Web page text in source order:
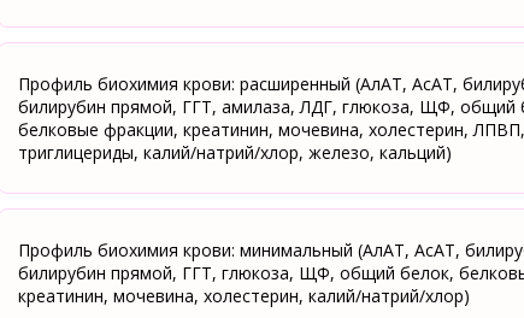
Профиль биохимия крови: расширенный (АлАТ, АсАТ,
билирубин прямой, ГГТ, амилаза, ЛДГ, глюкоза, ЩФ, общий
белковые фракции, креатинин, мочевина, холестерин,
триглицериды, калий/натрий/хлор, железо, кальций)
Профиль биохимия крови: минимальный (АлАТ, АсАТ,
билирубин прямой, ГГТ, глюкоза, ЩФ, общий белок,
креатинин, мочевина, холестерин, калий/натрий/хлор)